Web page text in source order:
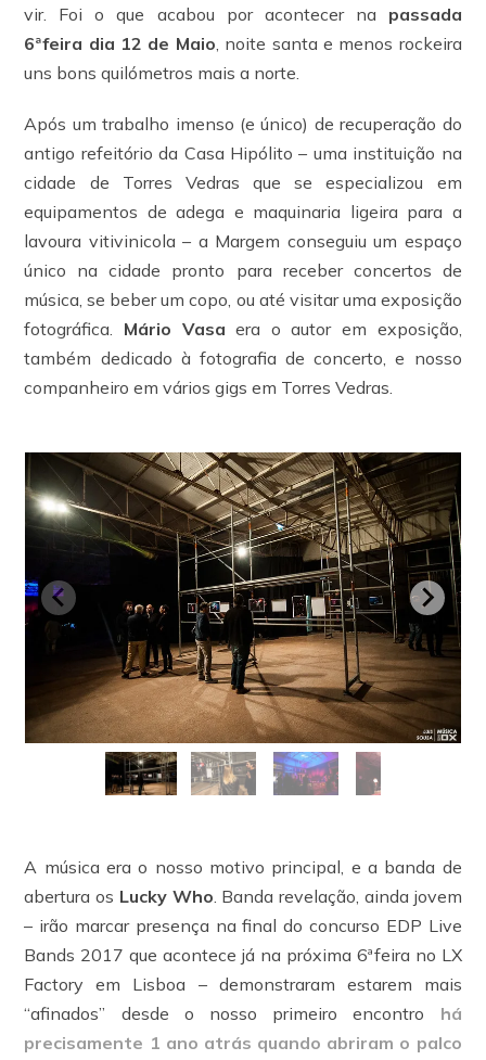
vir. Foi o que acabou por acontecer na passada
6ªfeira dia 12 de Maio, noite santa e menos rockeira
uns bons quilómetros mais a norte.
Após um trabalho imenso (e único) de recuperação do
antigo refeitório da Casa Hipólito – uma instituição na
cidade de Torres Vedras que se especializou em
equipamentos de adega e maquinaria ligeira para a
lavoura vitivinicola – a Margem conseguiu um espaço
único na cidade pronto para receber concertos de
música, se beber um copo, ou até visitar uma exposição
fotográfica. Mário Vasa era o autor em exposição,
também dedicado à fotografia de concerto, e nosso
companheiro em vários gigs em Torres Vedras.
A música era o nosso motivo principal, e a banda de
abertura os Lucky Who. Banda revelação, ainda jovem
– irão marcar presença na final do concurso EDP Live
Bands 2017 que acontece já na próxima 6ªfeira no LX
Factory em Lisboa – demonstraram estarem mais
“afinados” desde o nosso primeiro encontro há
precisamente 1 ano atrás quando abriram o palco